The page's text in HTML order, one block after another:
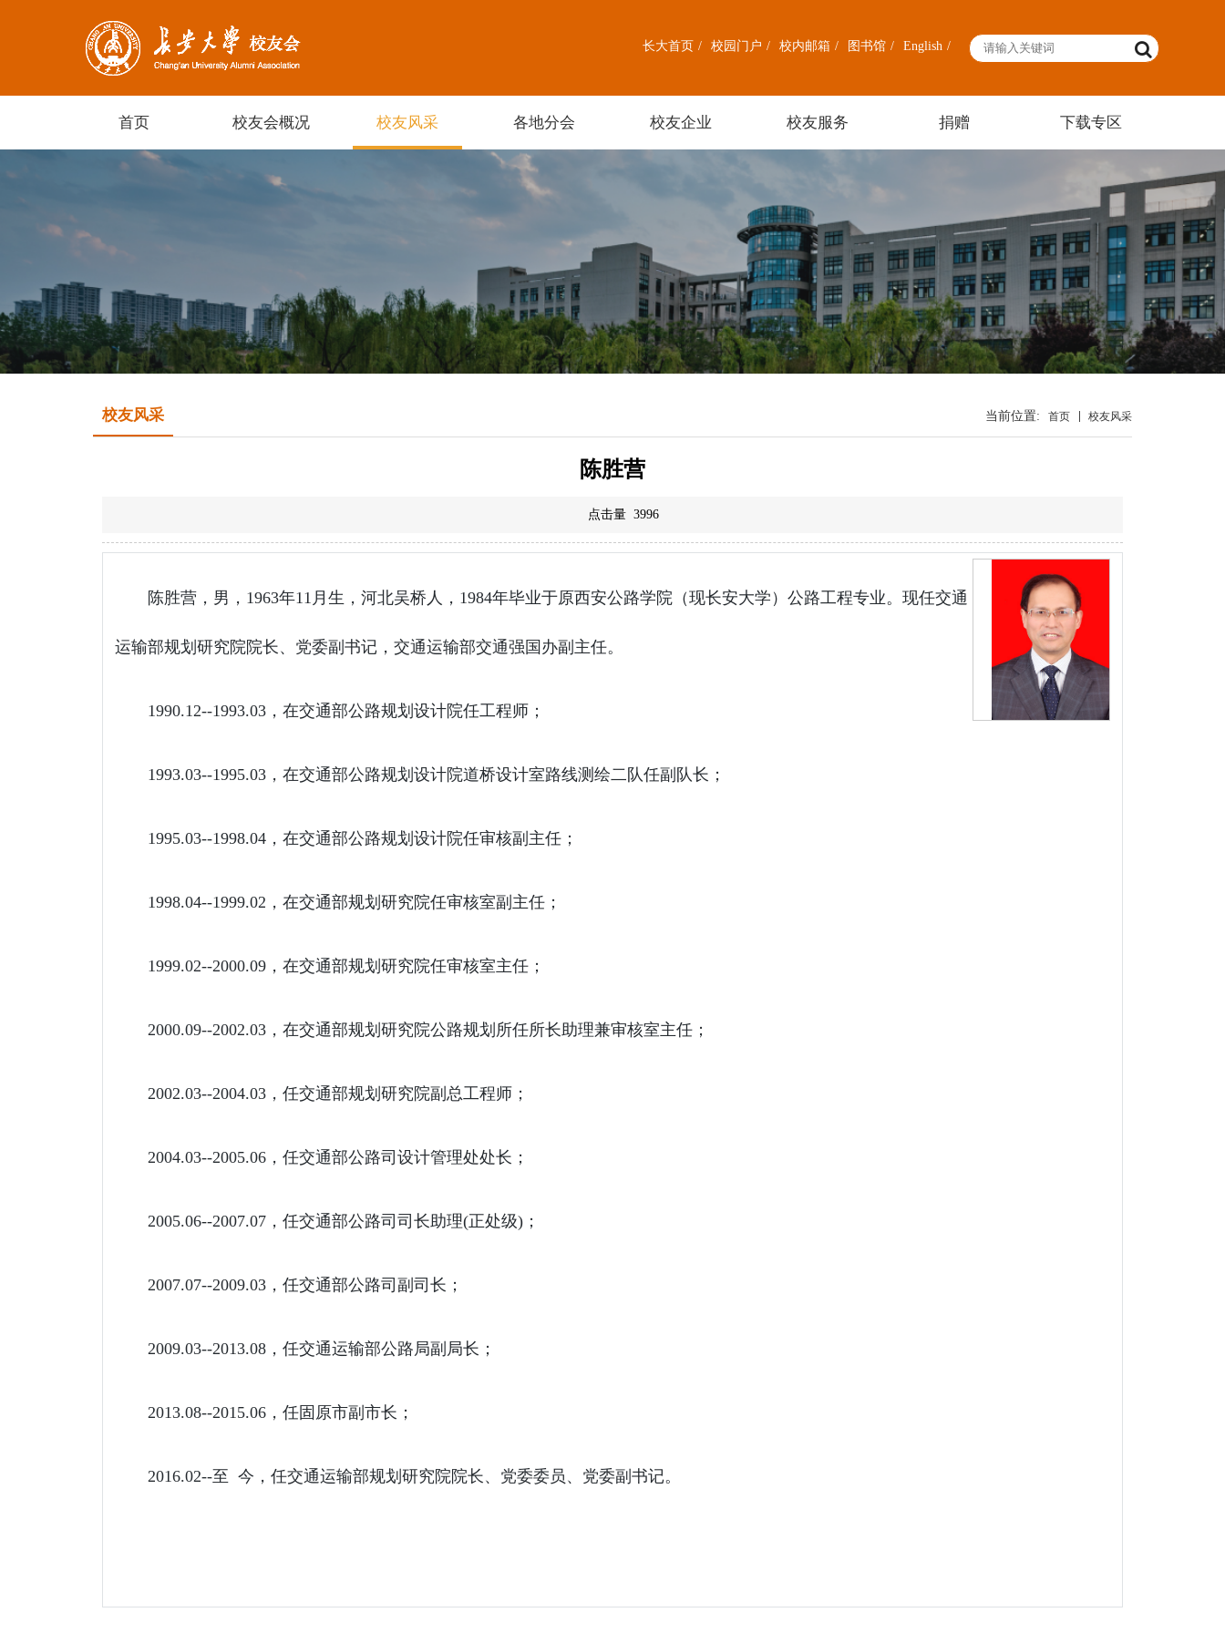
长大首页 / 校园门户 / 校内邮箱 / 图书馆 / English /
首页 校友会概况 校友风采 各地分会 校友企业 校友服务 捐赠 下载专区
校友风采 当前位置: 首页 校友风采
陈胜营
点击量 3996
陈胜营，男，1963年11月生，河北吴桥人，1984年毕业于原西安公路学院（现长安大学）公路工程专业。现任交通
运输部规划研究院院长、党委副书记，交通运输部交通强国办副主任。
1990.12--1993.03，在交通部公路规划设计院任工程师；
1993.03--1995.03，在交通部公路规划设计院道桥设计室路线测绘二队任副队长；
1995.03--1998.04，在交通部公路规划设计院任审核副主任；
1998.04--1999.02，在交通部规划研究院任审核室副主任；
1999.02--2000.09，在交通部规划研究院任审核室主任；
2000.09--2002.03，在交通部规划研究院公路规划所任所长助理兼审核室主任；
2002.03--2004.03，任交通部规划研究院副总工程师；
2004.03--2005.06，任交通部公路司设计管理处处长；
2005.06--2007.07，任交通部公路司司长助理(正处级)；
2007.07--2009.03，任交通部公路司副司长；
2009.03--2013.08，任交通运输部公路局副局长；
2013.08--2015.06，任固原市副市长；
2016.02--至 今，任交通运输部规划研究院院长、党委委员、党委副书记。